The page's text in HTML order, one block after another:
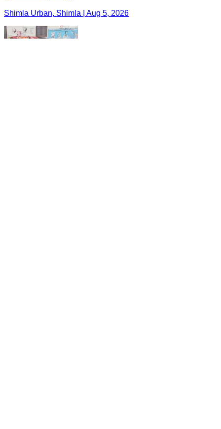
Shimla Urban, Shimla | Aug 5, 2026